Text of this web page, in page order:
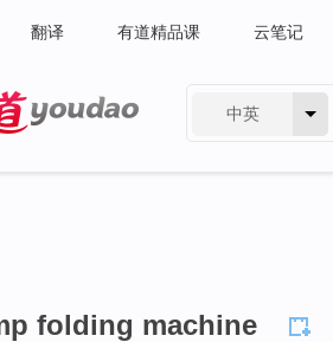
翻译 有道精品课 云笔记
中英
folding machine